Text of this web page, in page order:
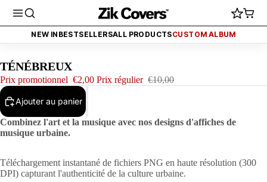
2€ (FINI AUJOURD'HUI) PROMO - TOUT À 2€ (FINI AUJOURD'HUI)
NEW IN BESTSELLERSALL PRODUCTSCUSTOM ALBUM
TÉNÉBREUX
Prix promotionnel €2,00 Prix régulier €10,00
Ajouter au panier
Combinez l'art et la musique avec nos designs d'affiches de
musique urbaine.
Téléchargement instantané de fichiers PNG en haute résolution (300
DPI) capturant l'authenticité de la culture urbaine.